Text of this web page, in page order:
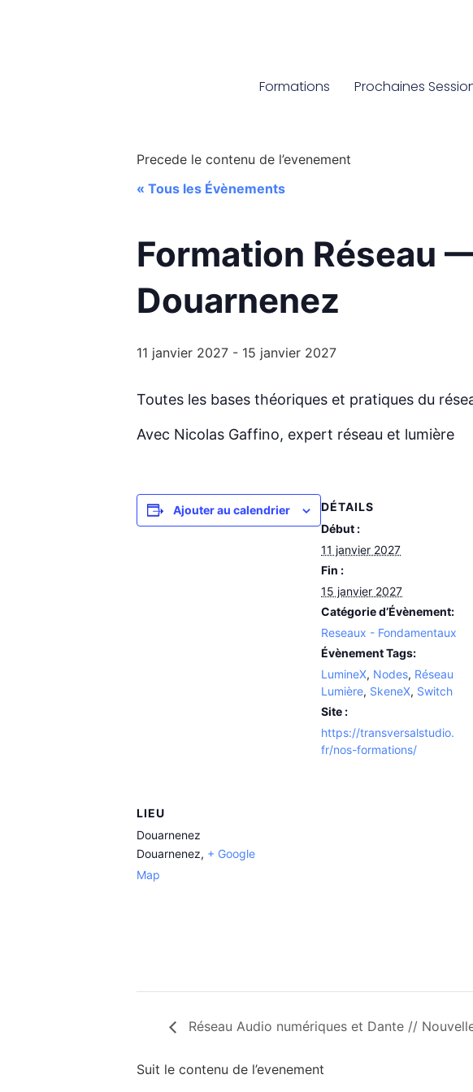
Formations Prochaines
Precede le contenu de l’evenement
« Tous les Évènements
Formation Réseau
Douarnenez
11 janvier 2027 - 15 janvier 2027
Toutes les bases théoriques et pratiques du
Avec Nicolas Gaffino, expert réseau et lumière
Ajouter au calendrier
DÉTAILS
Début :
11 janvier 2027
Fin :
15 janvier 2027
Catégorie d’Évènement:
Reseaux - Fondamentaux
Évènement Tags:
LumineX, Nodes, Réseau
Lumière, SkeneX, Switch
Site :
https://transversalstudio.
fr/nos-formations/
LIEU
Douarnenez
Douarnenez, + Google
Map
Réseau Audio numériques et Dante //
Suit le contenu de l’evenement